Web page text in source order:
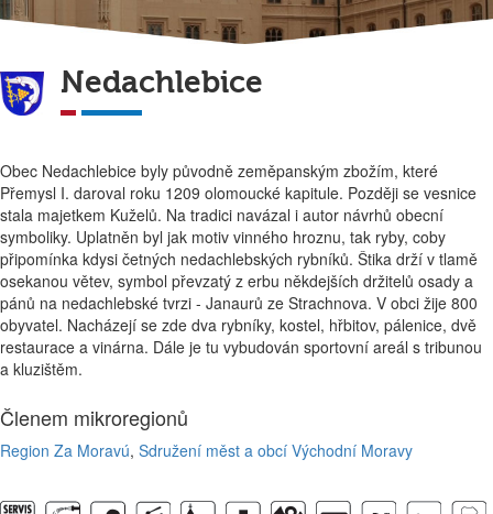
Nedachlebice
Obec Nedachlebice byly původně zeměpanským zbožím, které
Přemysl I. daroval roku 1209 olomoucké kapitule. Později se vesnice
stala majetkem Kuželů. Na tradici navázal i autor návrhů obecní
symboliky. Uplatněn byl jak motiv vinného hroznu, tak ryby, coby
připomínka kdysi četných nedachlebských rybníků. Štika drží v tlamě
osekanou větev, symbol převzatý z erbu někdejších držitelů osady a
pánů na nedachlebské tvrzi - Janaurů ze Strachnova. V obci žije 800
obyvatel. Nacházejí se zde dva rybníky, kostel, hřbitov, pálenice, dvě
restaurace a vinárna. Dále je tu vybudován sportovní areál s tribunou
a kluzištěm.
Členem mikroregionů
Region Za Moravú, Sdružení měst a obcí Východní Moravy